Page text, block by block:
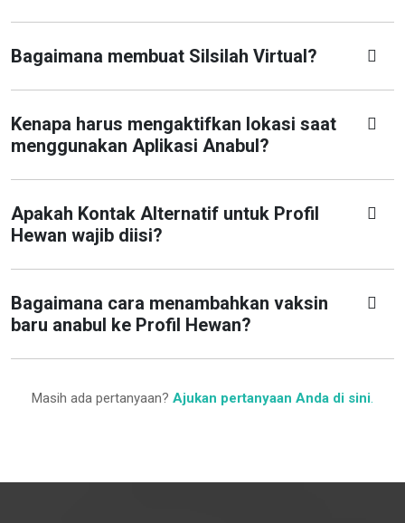
Bagaimana membuat Silsilah Virtual?
Kenapa harus mengaktifkan lokasi saat
menggunakan Aplikasi Anabul?
Apakah Kontak Alternatif untuk Profil
Hewan wajib diisi?
Bagaimana cara menambahkan vaksin
baru anabul ke Profil Hewan?
Masih ada pertanyaan? Ajukan pertanyaan Anda di sini.